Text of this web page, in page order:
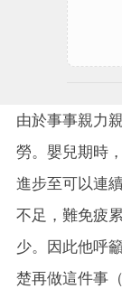
由於事事親力
勞。嬰兒期時
進步至可以連
不足，難免疲
少。因此他呼
楚再做這件事